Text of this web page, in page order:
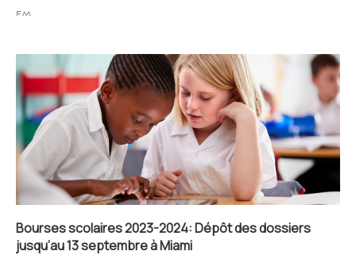
FM
Bourses scolaires 2023-2024: Dépôt des dossiers
jusqu’au 13 septembre à Miami